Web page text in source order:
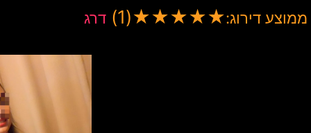
ממוצע דירוג:★
★
★
★
★
(1) דרג